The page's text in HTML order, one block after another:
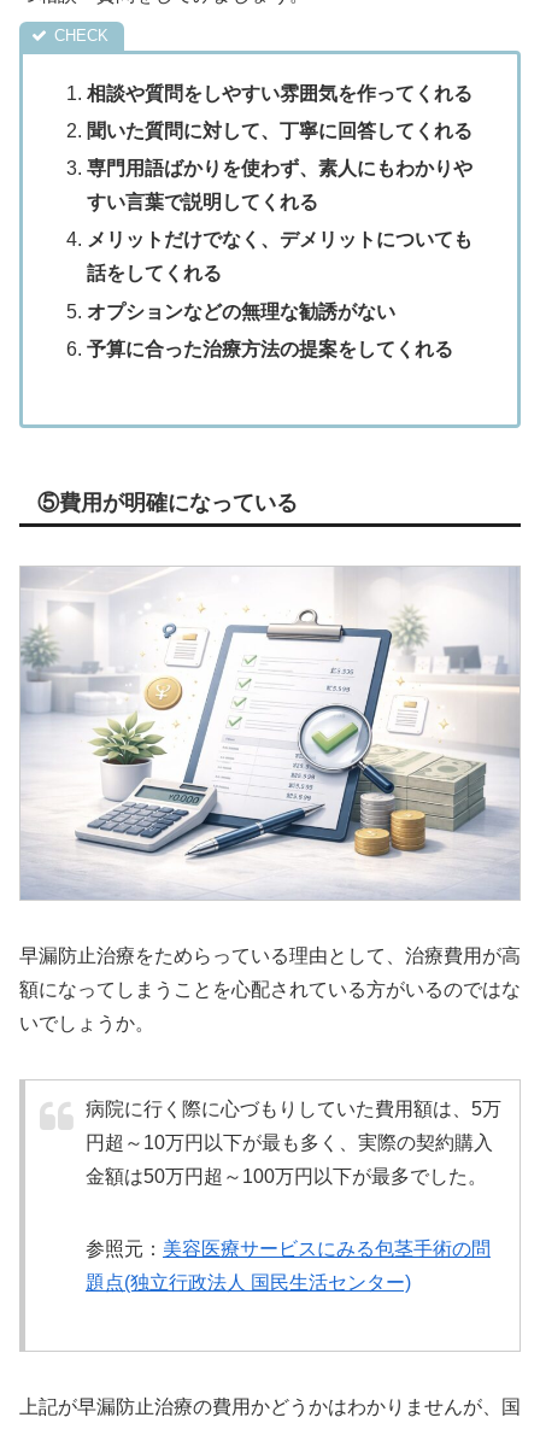
相談や質問をしやすい雰囲気を作ってくれる
聞いた質問に対して、丁寧に回答してくれる
専門用語ばかりを使わず、素人にもわかりや
すい言葉で説明してくれる
メリットだけでなく、デメリットについても
話をしてくれる
オプションなどの無理な勧誘がない
予算に合った治療方法の提案をしてくれる
⑤費用が明確になっている
早漏防止治療をためらっている理由として、治療費用が高
額になってしまうことを心配されている方がいるのではな
いでしょうか。
病院に行く際に心づもりしていた費用額は、5万
円超～10万円以下が最も多く、実際の契約購入
金額は50万円超～100万円以下が最多でした。
参照元： 美容医療サービスにみる包茎手術の問
題点(独立行政法人 国民生活センター)
上記が早漏防止治療の費用かどうかはわかりませんが、国